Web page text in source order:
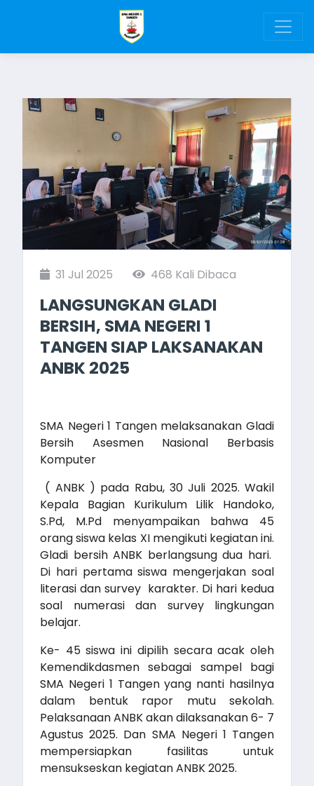
31 Jul 2025 468 Kali Dibaca
LANGSUNGKAN GLADI
BERSIH, SMA NEGERI 1
TANGEN SIAP LAKSANAKAN
ANBK 2025
SMA Negeri 1 Tangen melaksanakan Gladi
Bersih Asesmen Nasional Berbasis
Komputer
( ANBK ) pada Rabu, 30 Juli 2025. Wakil
Kepala Bagian Kurikulum Lilik Handoko,
S.Pd, M.Pd menyampaikan bahwa 45
orang siswa kelas XI mengikuti kegiatan ini.
Gladi bersih ANBK berlangsung dua hari.
Di hari pertama siswa mengerjakan soal
literasi dan survey karakter. Di hari kedua
soal numerasi dan survey lingkungan
belajar.
Ke- 45 siswa ini dipilih secara acak oleh
Kemendikdasmen sebagai sampel bagi
SMA Negeri 1 Tangen yang nanti hasilnya
dalam bentuk rapor mutu sekolah.
Pelaksanaan ANBK akan dilaksanakan 6- 7
Agustus 2025. Dan SMA Negeri 1 Tangen
mempersiapkan fasilitas untuk
mensukseskan kegiatan ANBK 2025.